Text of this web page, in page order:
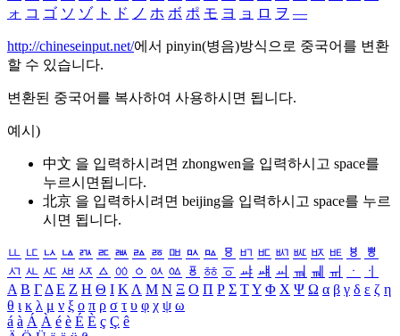
ォ コ ゴ ソ ゾ ト ド ノ ホ ボ ポ モ ヨ ョ ロ ヲ ―
http://chineseinput.net/에서 pinyin(병음)방식으로 중국어를 변환
할 수 있습니다.
변환된 중국어를 복사하여 사용하시면 됩니다.
예시)
中文 을 입력하시려면 zhongwen을 입력하시고 space를
누르시면됩니다.
北京 을 입력하시려면 beijing을 입력하시고 space를 누르
시면 됩니다.
ㅥ ㅦ ㅧ ㅨ ㅩ ㅪ ㅫ ㅬ ㅭ ㅮ ㅯ ㅰ ㅱ ㅲ ㅳ ㅴ ㅵ ㅶ ㅷ ㅸ
ㅹ
ㅺ ㅻ ㅼ ㅽ ㅾ ㅿ ㆀ ㆁ ㆂ ㆃ ㆄ ㆅ ㆆ ㆇ ㆈ ㆉ ㆊ ㆋ ㆌ ㆍ
ㆎ
Α Β ΓΔ Ε Ζ Η Θ Ι ΚΛ Μ Ν Ξ Ο Π Ρ Σ ΤΥ Φ Χ Ψ Ω α β γ δ ε ζ η
θ ι κ λ μ ν ξ ο π ρ σ τ υ φ χ ψ ω
á à Á À é è É È ç Ç ê